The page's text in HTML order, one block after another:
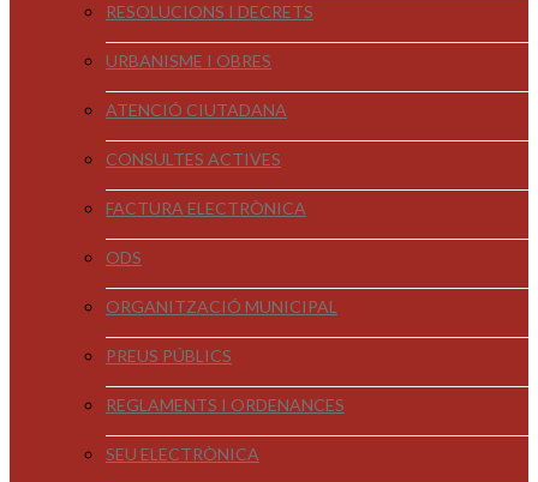
RESOLUCIONS I DECRETS
URBANISME I OBRES
ATENCIÓ CIUTADANA
CONSULTES ACTIVES
FACTURA ELECTRÒNICA
ODS
ORGANITZACIÓ MUNICIPAL
PREUS PÚBLICS
REGLAMENTS I ORDENANCES
SEU ELECTRÒNICA